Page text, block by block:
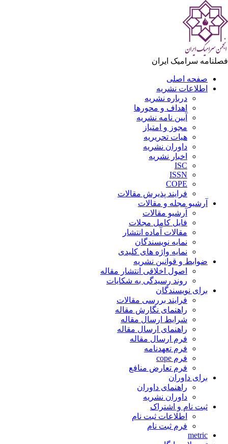
سرامیک ایران
صفحه اصلی
اطلاعات نشریه
درباره نشریه
اهداف و محورها
آیین نامه نشریه
مجوز و امتیاز
هیات تحریریه
داوران نشریه
اخبار نشریه
ISC
ISSN
COPE
فرایند پذیرش مقالات
آرشیو مجله و مقالات
آرشیو مقالات
فایل کامل مجلات
مقالات آماده انتشار
نمایه نویسندگان
نمایه واژه های کلیدی
ضوابط و قوانین نشریه
اصول اخلاقی انتشار مقاله
روند رسیدگی به شکایات
برای نویسندگان
فرایند بررسی مقالات
راهنمای نگارش مقاله
شرایط ارسال مقاله
راهنمای ارسال مقاله
فرم ارسال مقاله
فرم تعهدنامه
فرم cope
فرم تعارض منافع
برای داوران
راهنمای داوران
داوران نشریه
ثبت نام و اشتراک
اطلاعات ثبت نام
فرم ثبت نام
metric